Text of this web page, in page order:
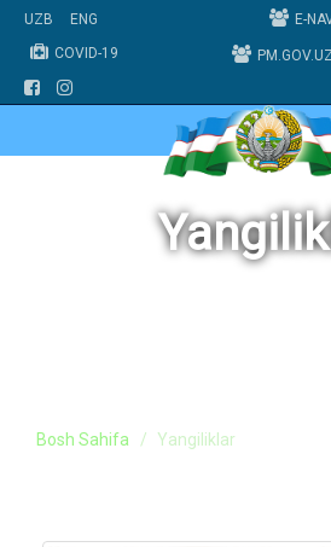
UZB
ENG
COVID-19
E-
PM.GOV.UZ
Bosh Sahifa Yangiliklar